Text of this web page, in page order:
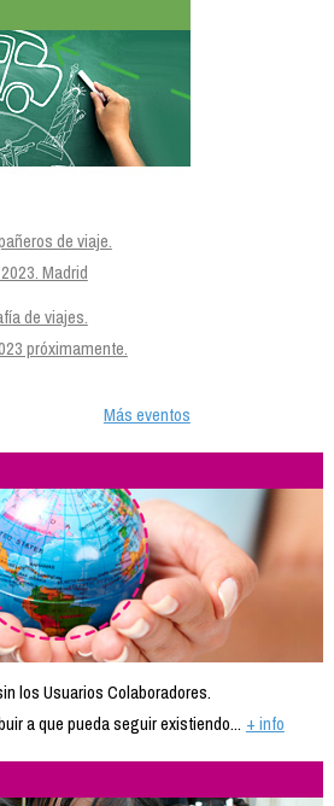
de viaje.
Madrid
de viajes.
próximamente.
Más eventos
los Usuarios Colaboradores.
a que pueda seguir existiendo... + info